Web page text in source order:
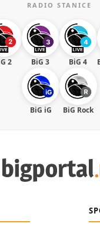
RADIO STANICE
2 BiG 3 BiG 4
BiG iG BiG Rock